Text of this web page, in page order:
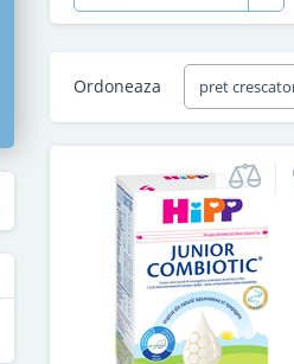
Ordoneaza pret